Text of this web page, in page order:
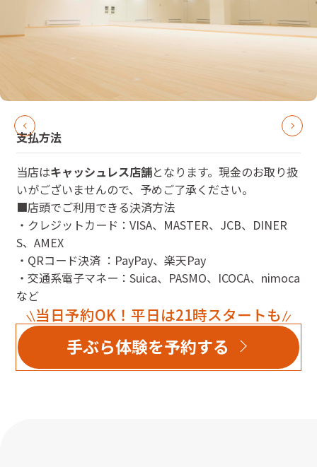
支払方法
当店はキャッシュレス店舗となります。現金のお取り扱
いがございませんので、予めご了承ください。
■店頭でご利用できる決済方法
・クレジットカード：VISA、MASTER、JCB、DINER
S、AMEX
・QRコード決済 ：PayPay、楽天Pay
・交通系電子マネー：Suica、PASMO、ICOCA、nimoca
など
当日予約OK！平日は21時スタートも
手ぶら体験を予約する